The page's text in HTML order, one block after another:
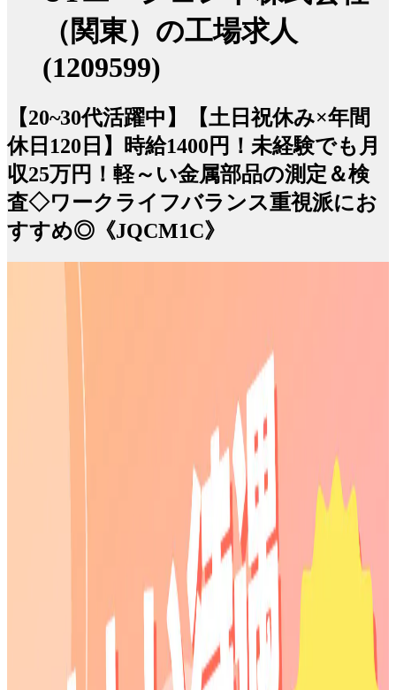
（関東）の工場求人
(1209599)
【20~30代活躍中】【土日祝休み×年間
休日120日】時給1400円！未経験でも月
収25万円！軽～い金属部品の測定＆検
査◇ワークライフバランス重視派にお
すすめ◎《JQCM1C》